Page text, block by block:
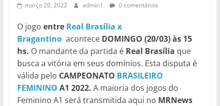
março 20, 2022 admin1 0 comentários
O jogo entre Real Brasília x
Bragantino aconteceDOMINGO (20/03) às 15
hs. O mandante da partida é Real Brasília que
busca a vitória em seus domínios. Esta disputa é
válida pelo CAMPEONATO BRASILEIRO
FEMININO A1 2022. A maioria dos jogos do
Feminino A1 será transmitida aqui no MRNews